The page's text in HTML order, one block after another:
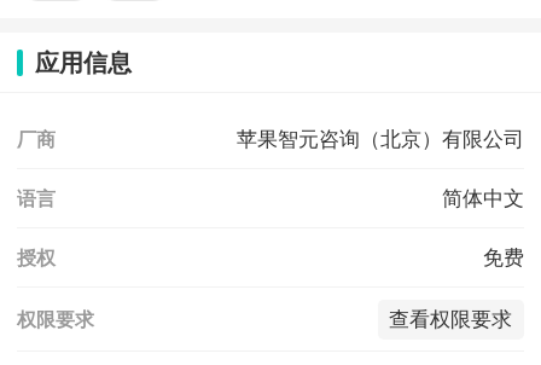
应用信息
厂商 苹果智元咨询（北京）有限公司
语言 简体中文
授权 免费
权限要求 查看权限要求